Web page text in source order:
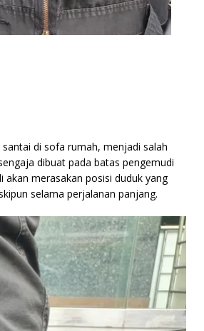
di sofa rumah, menjadi salah
dibuat pada batas pengemudi
merasakan posisi duduk yang
selama perjalanan panjang.